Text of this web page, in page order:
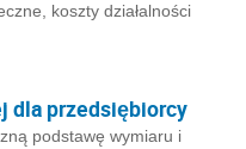
koszty działalności
dla przedsiębiorcy
podstawę wymiaru i